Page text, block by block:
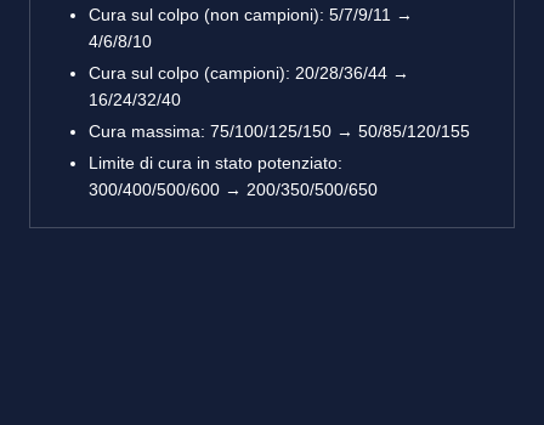
Cura sul colpo (non campioni): 5/7/9/11 →
4/6/8/10
Cura sul colpo (campioni): 20/28/36/44 →
16/24/32/40
Cura massima: 75/100/125/150 → 50/85/120/155
Limite di cura in stato potenziato:
300/400/500/600 → 200/350/500/650